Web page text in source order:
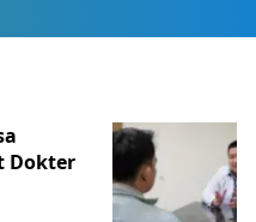
Dokter